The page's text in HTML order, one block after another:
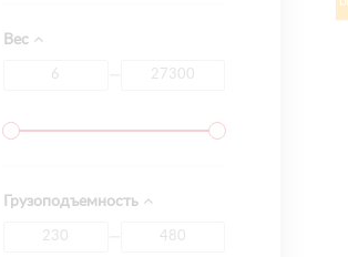
Вес
Грузоподъемность